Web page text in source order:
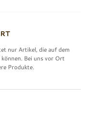
nur Artikel, die auf dem
Bei uns vor Ort
Produkte.